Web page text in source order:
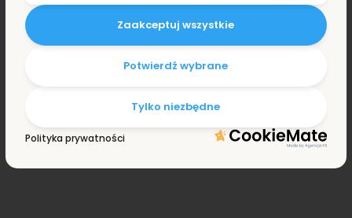
Auta Taxi na wynajem w Warszawie
Tylko niezbędne
Potwierdź wybrane
Zaakceptuj wszystkie
Polityka prywatności